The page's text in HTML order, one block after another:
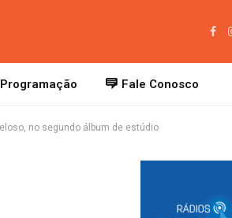
Programação Fale Conosco
no segundo álbum de estúdio